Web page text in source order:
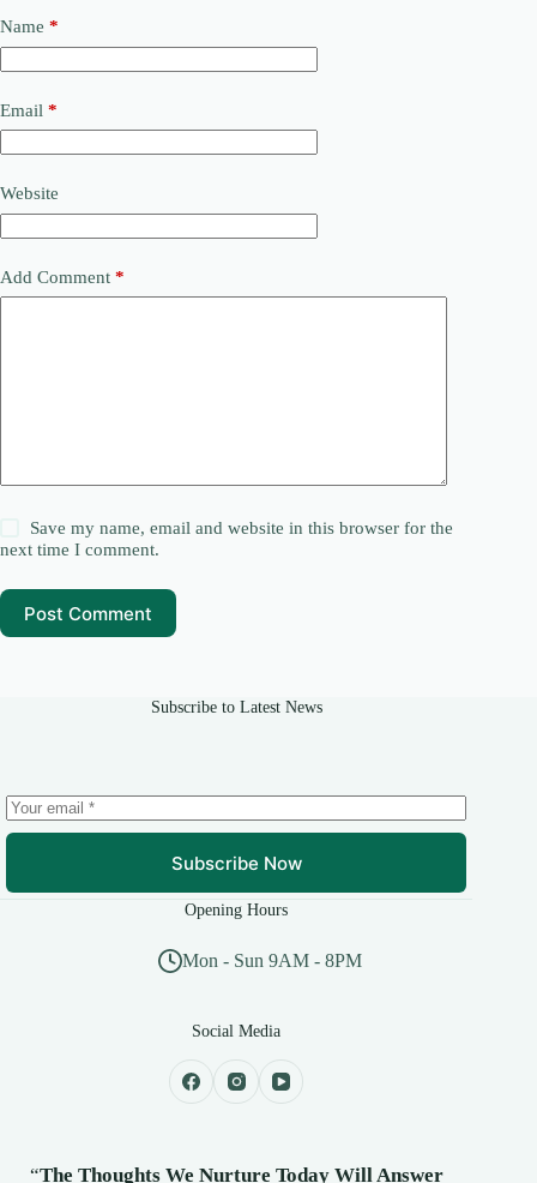
Name *
Email *
Website
Add Comment *
Save my name, email and website in this browser for the
next time I comment.
Post Comment
Subscribe to Latest News
Subscribe Now
Opening Hours
Mon - Sun 9AM - 8PM
Social Media
“The Thoughts We Nurture Today Will Answer